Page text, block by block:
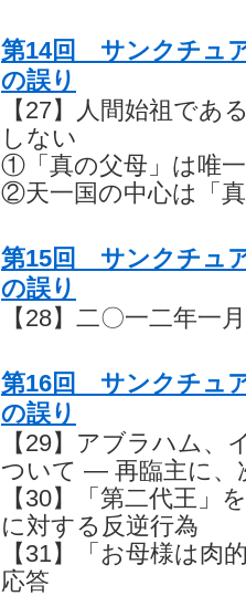
第14回 サンクチュ
の誤り
【27】人間始祖であ
しない
①「真の父母」は唯
②天一国の中心は「
第15回 サンクチュ
の誤り
【28】二〇一二年一
第16回 サンクチュ
の誤り
【29】アブラハム
ついて ― 再臨主に、
【30】「第二代王」
に対する反逆行為
【31】「お母様は肉
応答